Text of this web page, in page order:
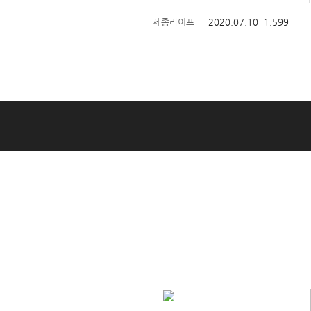
세종라이프 2020.07.10 1,599